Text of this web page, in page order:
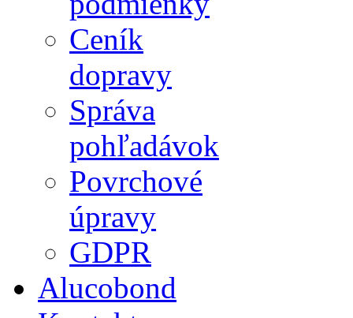
Ceník
dopravy
Správa
pohľadávok
Povrchové
úpravy
GDPR
Alucobond